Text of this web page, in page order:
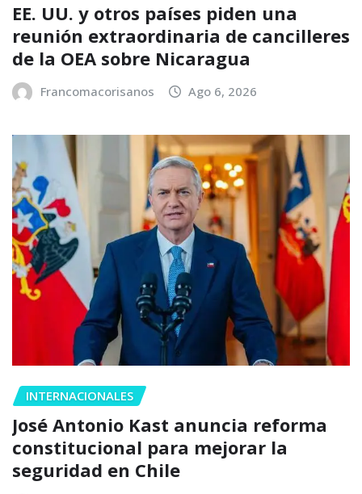
EE. UU. y otros países piden una
reunión extraordinaria de cancilleres
de la OEA sobre Nicaragua
Francomacorisanos Ago 6, 2026
INTERNACIONALES
José Antonio Kast anuncia reforma
constitucional para mejorar la
seguridad en Chile